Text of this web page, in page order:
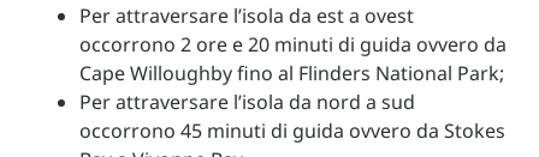
Per attraversare l’isola da est a ovest
occorrono 2 ore e 20 minuti di guida ovvero da
Cape Willoughby fino al Flinders National Park;
Per attraversare l’isola da nord a sud
occorrono 45 minuti di guida ovvero da Stokes